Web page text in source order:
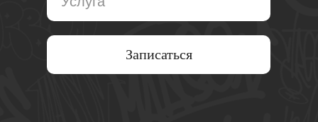
Записаться